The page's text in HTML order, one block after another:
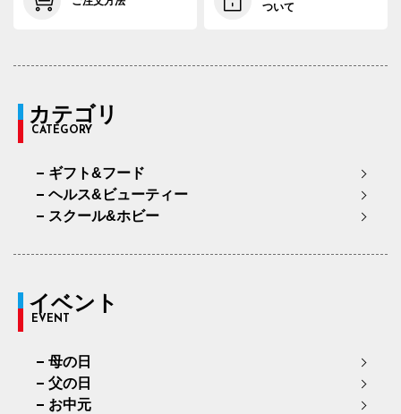
ついて
カテゴリ
CATEGORY
ギフト&フード
ヘルス&ビューティー
スクール&ホビー
イベント
EVENT
母の日
父の日
お中元